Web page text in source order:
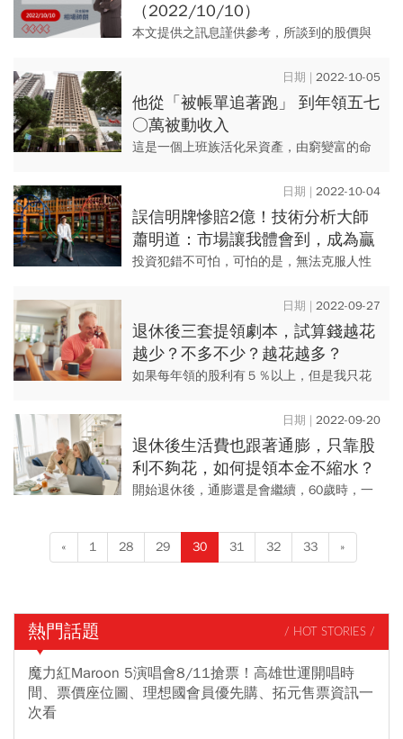
（2022/10/10）
本文提供之訊息謹供參考，所談到的股價與
意，買進賣出仍請投資人自行判斷。 本文內
容僅供訂閱戶本人使用，非...
2022-10-05
他從「被帳單追著跑」 到年領五七
○萬被動收入
這是一個上班族活化呆資產，由窮變富的命
投資、領息、滾利、換股的過程。 (原文刊載
於2018/11...
2022-10-04
誤信明牌慘賠2億！技術分析大師
蕭明道：市場讓我體會到，成為贏
家最重要的兩項特質
投資犯錯不可怕，可怕的是，無法克服人性
大師蕭明道，分享他如何從錯誤中，淬鍊出
贏家智慧的心路歷程，發人深...
2022-09-27
退休後三套提領劇本，試算錢越花
越少？不多不少？越花越多？
如果每年領的股利有５％以上，但是我只花
2022-09-20
退休後生活費也跟著通膨，只靠股
利不夠花，如何提領本金不縮水？
開始退休後，通膨還是會繼續，60歲時，一
是領60萬的話，怎麼辦？
«
1 28 29 30 31 32 33 »
熱門話題 / HOT STORIES /
魔力紅Maroon 5演唱會8/11搶票！高雄世運開唱時
間、票價座位圖、理想國會員優先購、拓元售票資訊一
次看